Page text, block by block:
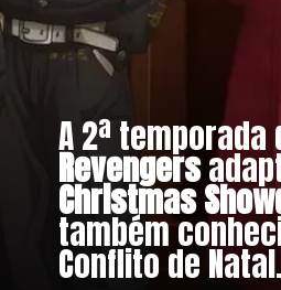
A 2ª temporada
Revengers
Christmas
também
Conflito de